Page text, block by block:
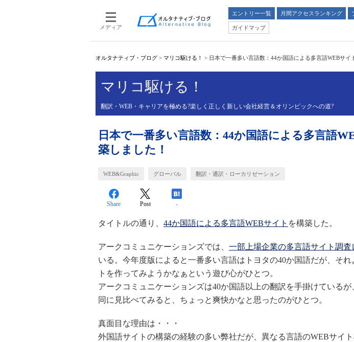
メディア
エントリー一覧 月間アクセスランキング
ガイドマップ
オルタナティブ・ブログ > マリコ駆ける！ > 日本で一番多い言語数：44か国語による多言語WEBサイ
マリコ駆ける！
翻訳・WEB・キャリアを極める?楽しく正しく新しい会社経営＆オリンピックへの道?
日本で一番多い言語数：44か国語による多言語
築しました！
WEB&Graphic グローバル 翻訳・通訳・ローカリゼーション
Share Post -
タイトルの通り、 44か国語による多言語WEBサイト を構築した。
アークコミュニケーションズでは、 一部上場企業の多言語サイト調査
いる。今年度版によると一番多い言語はトヨタの40か国語だが、それ
トを作ってみようかなぁという遊び心がひとつ。
アークコミュニケーションズは40か国語以上の翻訳を手掛けている
同に見比べてみると、ちょっと爽快かなと思ったのがひとつ。
真面目な理由は・・・
外国語サイトの構築の経験の多い弊社だが、異なる言語のWEBサイ